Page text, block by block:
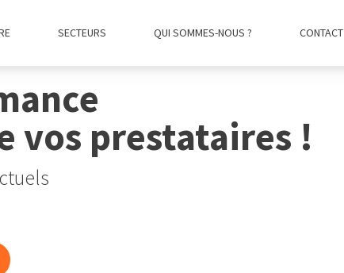
SECTEURS QUI SOMMES-NOUS ? CONTACT
vos prestataires !